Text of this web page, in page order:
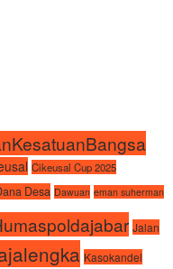
Cikeusal Cup 2025
Desa Dawuan eman suherman
Jalan
Kasokandel